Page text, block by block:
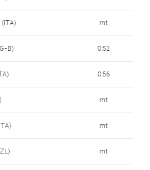
mt
B) 0:52
0:56
mt
mt
mt